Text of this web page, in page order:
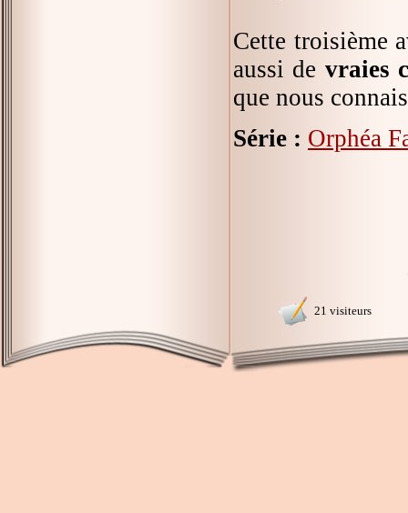
Cette troisième
aussi de vraies
que nous
Série : Orphéa
21 visiteurs